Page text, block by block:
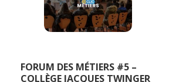
FORUM DES MÉTIERS #5 –
COLLÈGE JACQUES TWINGER